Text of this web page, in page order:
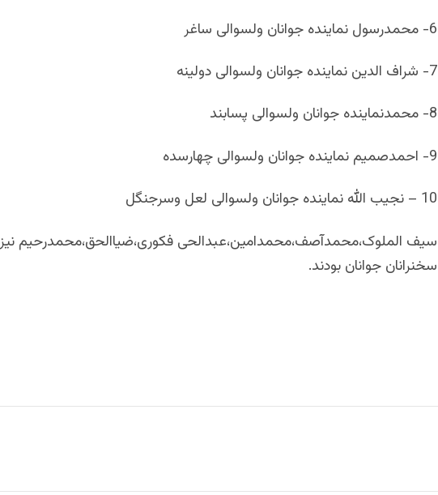
6- محمدرسول نماینده جوانان ولسوالی ساغر
7- شراف الدین نماینده جوانان ولسوالی دولینه
8- محمدنماینده جوانان ولسوالی پسابند
9- احمدصمیم نماینده جوانان ولسوالی چهارسده
10 – نجیب الله نماینده جوانان ولسوالی لعل وسرجنگل
سیف الملوک،محمدآصف،محمدامین،عبدالحی فکوری،ضیاالحق،محمدرحیم
سخنرانان جوانان بودند.